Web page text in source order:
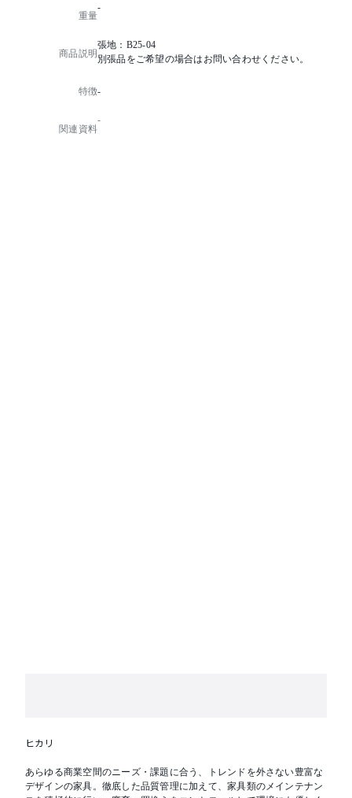
重量
-
商品説明
張地：B25-04
別張品をご希望の場合はお問い合わせください。
特徴-
関連資料
-
ヒカリ
あらゆる商業空間のニーズ・課題に合う、トレンドを外さない豊富な
デザインの家具。徹底した品質管理に加えて、家具類のメインテナン